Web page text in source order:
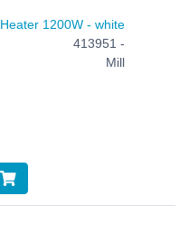
1200W - white
413951 -
Mill